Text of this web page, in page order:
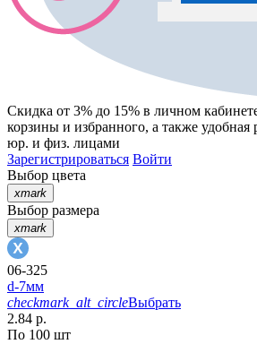
Скидка от 3% до 15% в личном
корзины и избранного, а также удобная
юр. и физ. лицами
Зарегистрироваться Войти
Выбор цвета
xmark
Выбор размера
xmark
06-325
d-7мм
checkmark_alt_circleВыбрать
2.84 р.
По 100 шт